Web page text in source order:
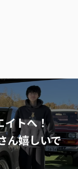
イトへ！
ん嬉しいで